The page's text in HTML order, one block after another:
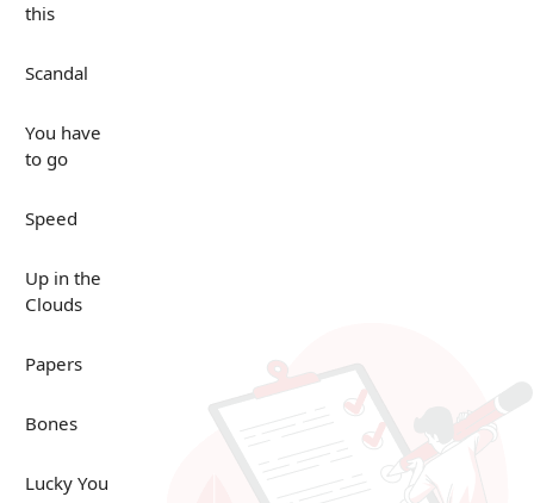
this
Scandal
You have
to go
Speed
Up in the
Clouds
Papers
Bones
Lucky You